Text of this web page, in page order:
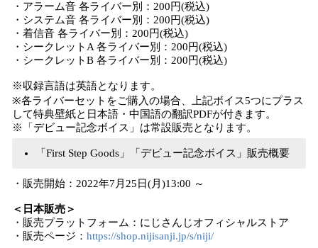
・アラーム音 各ライバー別：200円(税込)
・システム音 各ライバー別：200円(税込)
・着信音 各ライバー別：200円(税込)
・シークレットA 各ライバー別：200円(税込)
・シークレットB 各ライバー別：200円(税込)
※収録言語は英語となります。
※各ライバーセットをご購入の場合、上記ボイス5つにプラス
して特典壁紙と日本語・中国語の翻訳PDFが付きます。
※「デビュー記念ボイス」は常設販売となります。
「First Step Goods」「デビュー記念ボイス」販売概要
・販売開始：2022年7月25日(月)13:00 ～
＜日本販売＞
・販売プラットフォーム：にじさんじオフィシャルストア
・販売ページ： https://shop.nijisanji.jp/s/niji/